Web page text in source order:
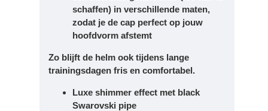
schaffen) in verschillende maten,
zodat je de cap perfect op jouw
hoofdvorm afstemt
Zo blijft de helm ook tijdens lange
trainingsdagen fris en comfortabel.
Luxe shimmer effect met black
Swarovski pipe